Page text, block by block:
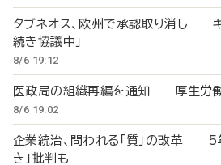
タブネオス、欧州で承認取り消し キ
続き協議中」
8/6 19:12
医政局の組織再編を通知 厚生労
8/6 19:02
企業統治、問われる「質」の改革 5
き」批判も